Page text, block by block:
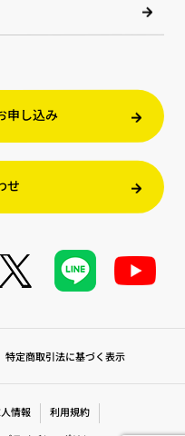
申し込み
せ
特定商取引法に基づく表示
情報 利用規約